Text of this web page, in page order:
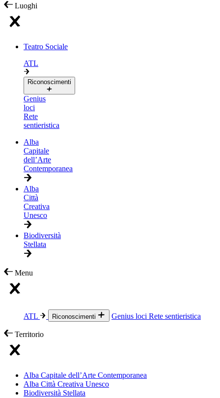
Luoghi
Teatro Sociale
ATL
Riconoscimenti
Genius
loci
Rete
sentieristica
Alba
Capitale
dell’Arte
Contemporanea
Alba
Città
Creativa
Unesco
Biodiversità
Stellata
Menu
ATL Riconoscimenti Genius loci Rete sentieristica
Territorio
Alba Capitale dell’Arte Contemporanea
Alba Città Creativa Unesco
Biodiversità Stellata